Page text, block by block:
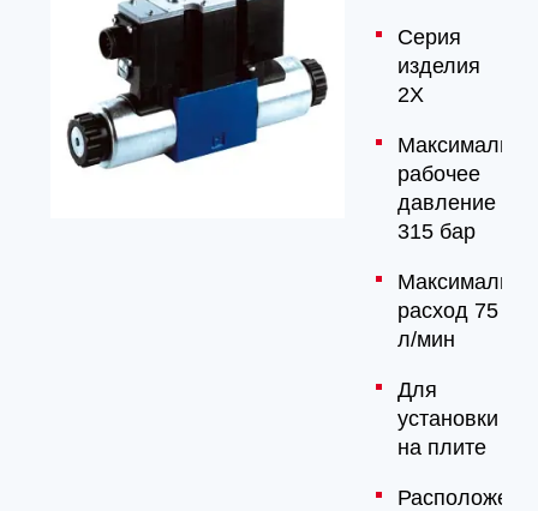
Серия
изделия
2X
рабочее
давление
315 бар
расход 75
л/мин
Для
установки
на плите